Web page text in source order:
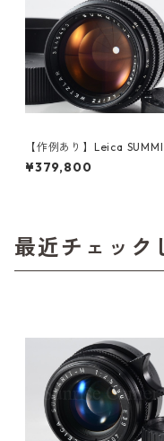
【作例あり】Leica
X M 50mm F1.4 第2世代
ライカ フィルムカメラ用レ
¥379,800
最近チェック